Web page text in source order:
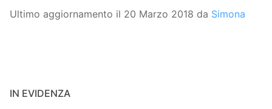
Ultimo aggiornamento il 20 Marzo 2018 da Simona
IN EVIDENZA